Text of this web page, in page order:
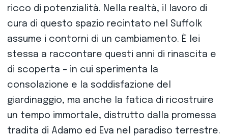
ricco di potenzialità. Nella realtà, il lavoro di
cura di questo spazio recintato nel Suffolk
assume i contorni di un cambiamento. È lei
stessa a raccontare questi anni di rinascita e
di scoperta – in cui sperimenta la
consolazione e la soddisfazione del
giardinaggio, ma anche la fatica di ricostruire
un tempo immortale, distrutto dalla promessa
tradita di Adamo ed Eva nel paradiso terrestre.